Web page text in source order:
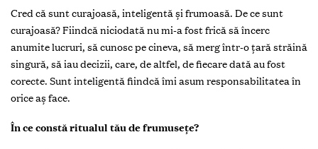
Cred că sunt curajoasă, inteligentă și frumoasă. De ce sunt
curajoasă? Fiindcă niciodată nu mi-a fost frică să încerc
anumite lucruri, să cunosc pe cineva, să merg într-o țară străină
singură, să iau decizii, care, de altfel, de fiecare dată au fost
corecte. Sunt inteligentă fiindcă îmi asum responsabilitatea în
orice aș face.
În ce constă ritualul tău de frumusețe?